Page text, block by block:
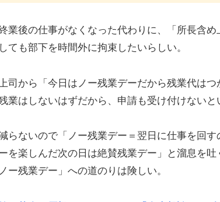
業後の仕事がなくなった代わりに、「所長含
ても部下を時間外に拘束したいらしい。
司から「今日はノー残業デーだから残業代は
業はしないはずだから、申請も受け付けないと
らないので「ノー残業デー＝翌日に仕事を回
を楽しんだ次の日は絶賛残業デー」と溜息を
ー残業デー」への道のりは険しい。